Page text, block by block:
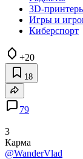
3D-
Игры и
Киберспорт
+20
18
79
3
Карма
@WanderVlad